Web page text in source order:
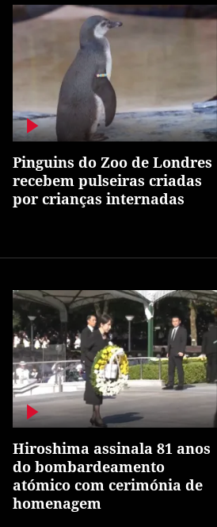
Pinguins do Zoo de Londres
recebem pulseiras criadas
por crianças internadas
Hiroshima assinala 81 anos
do bombardeamento
atómico com cerimónia de
homenagem